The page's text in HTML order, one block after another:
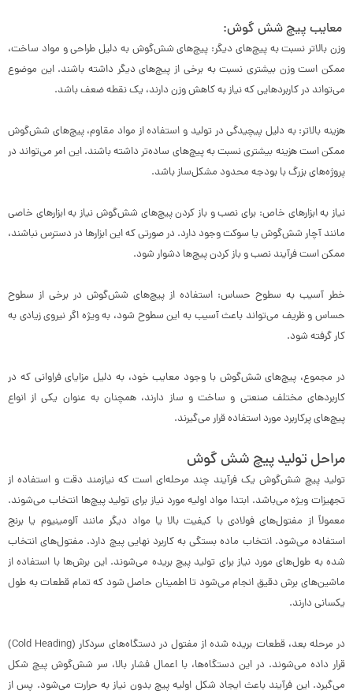
معایب پیچ شش گوش:
وزن بالاتر نسبت به پیچ‌های دیگر: پیچ‌های شش‌گوش به دلیل طراحی و مواد ساخت،
ممکن است وزن بیشتری نسبت به برخی از پیچ‌های دیگر داشته باشند. این موضوع
می‌تواند در کاربردهایی که نیاز به کاهش وزن دارند، یک نقطه ضعف باشد.
هزینه بالاتر: به دلیل پیچیدگی در تولید و استفاده از مواد مقاوم، پیچ‌های شش‌گوش
ممکن است هزینه بیشتری نسبت به پیچ‌های ساده‌تر داشته باشند. این امر می‌تواند در
پروژه‌های بزرگ با بودجه محدود مشکل‌ساز باشد.
نیاز به ابزارهای خاص: برای نصب و باز کردن پیچ‌های شش‌گوش نیاز به ابزارهای خاصی
مانند آچار شش‌گوش یا سوکت وجود دارد. در صورتی که این ابزارها در دسترس نباشند،
ممکن است فرآیند نصب و باز کردن پیچ‌ها دشوار شود.
خطر آسیب به سطوح حساس: استفاده از پیچ‌های شش‌گوش در برخی از سطوح
حساس و ظریف می‌تواند باعث آسیب به این سطوح شود، به ویژه اگر نیروی زیادی به
کار گرفته شود.
در مجموع، پیچ‌های شش‌گوش با وجود معایب خود، به دلیل مزایای فراوانی که در
کاربردهای مختلف صنعتی و ساخت و ساز دارند، همچنان به عنوان یکی از انواع
پیچ‌های پرکاربرد مورد استفاده قرار می‌گیرند.
مراحل تولید پیچ شش گوش
تولید پیچ شش‌گوش یک فرآیند چند مرحله‌ای است که نیازمند دقت و استفاده از
تجهیزات ویژه می‌باشد. ابتدا مواد اولیه مورد نیاز برای تولید پیچ‌ها انتخاب می‌شوند.
معمولاً از مفتول‌های فولادی با کیفیت بالا یا مواد دیگر مانند آلومینیوم یا برنج
استفاده می‌شود. انتخاب ماده بستگی به کاربرد نهایی پیچ دارد. مفتول‌های انتخاب
شده به طول‌های مورد نیاز برای تولید پیچ بریده می‌شوند. این برش‌ها با استفاده از
ماشین‌های برش دقیق انجام می‌شود تا اطمینان حاصل شود که تمام قطعات به طول
یکسانی دارند.
در مرحله بعد، قطعات بریده شده از مفتول در دستگاه‌های سردکار (Cold Heading)
قرار داده می‌شوند. در این دستگاه‌ها، با اعمال فشار بالا، سر شش‌گوش پیچ شکل
می‌گیرد. این فرآیند باعث ایجاد شکل اولیه پیچ بدون نیاز به حرارت می‌شود. پس از